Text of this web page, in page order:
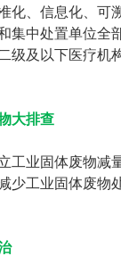
化、信息化、可
集中处置单位全
级及以下医疗机
大排查
业固体废物减
少工业固体废物